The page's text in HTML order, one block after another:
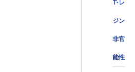
T-レ
ジン
非官
能性